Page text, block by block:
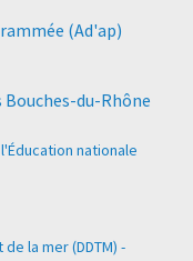
(Ad'ap)
Bouches-du-Rhône
nationale
la mer (DDTM) -